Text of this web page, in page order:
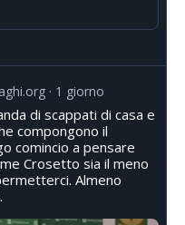
1 giorno
di scappati di casa e
compongono il
comincio a pensare
Crosetto sia il meno
Almeno